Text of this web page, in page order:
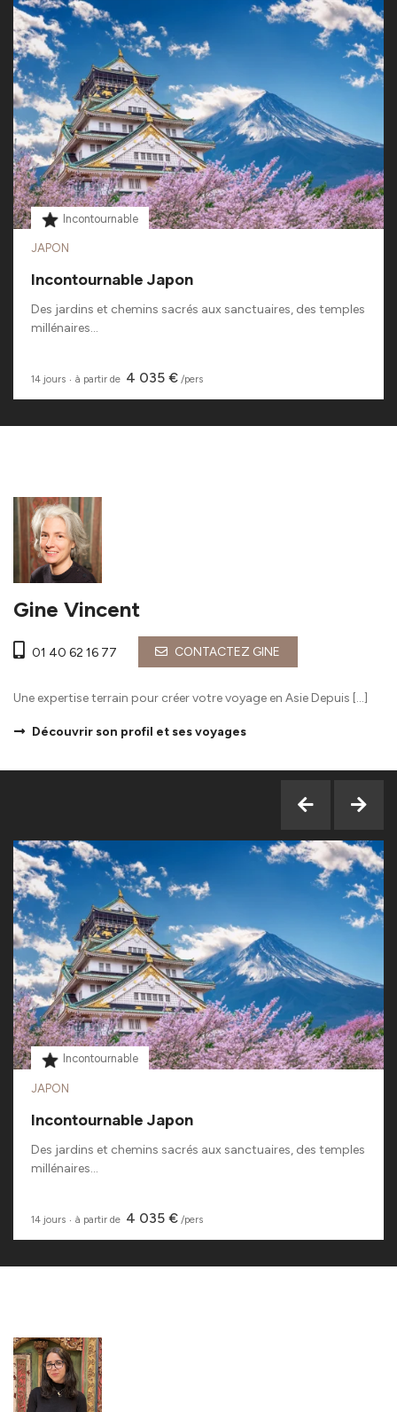
Incontournable
JAPON
Incontournable Japon
Des jardins et chemins sacrés aux sanctuaires, des temples
millénaires...
14 jours ‧ à partir de 4 035 € /pers
Gine Vincent
01 40 62 16 77 CONTACTEZ GINE
Une expertise terrain pour créer votre voyage en Asie Depuis […]
Découvrir son profil et ses voyages
Incontournable
JAPON
Incontournable Japon
Des jardins et chemins sacrés aux sanctuaires, des temples
millénaires...
14 jours ‧ à partir de 4 035 € /pers